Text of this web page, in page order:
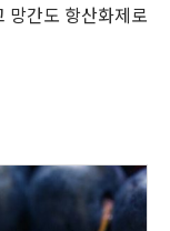
망간도 항산화제로